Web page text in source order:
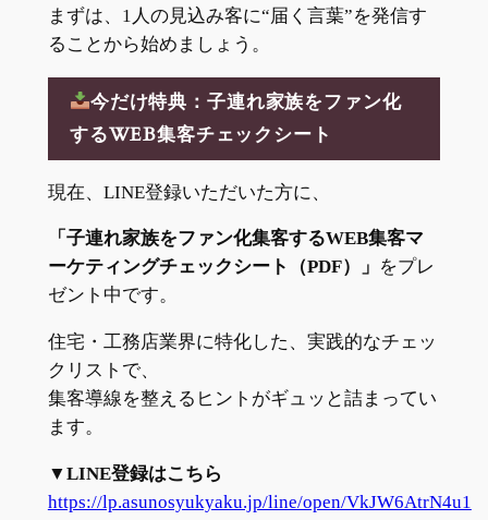
まずは、1人の見込み客に“届く言葉”を発信す
ることから始めましょう。
今だけ特典：子連れ家族をファン化
するWEB集客チェックシート
現在、LINE登録いただいた方に、
「子連れ家族をファン化集客するWEB集客マ
ーケティングチェックシート（PDF）」 をプレ
ゼント中です。
住宅・工務店業界に特化した、実践的なチェッ
クリストで、
集客導線を整えるヒントがギュッと詰まってい
ます。
▼LINE登録はこちら
https://lp.asunosyukyaku.jp/line/open/VkJW6AtrN4u1